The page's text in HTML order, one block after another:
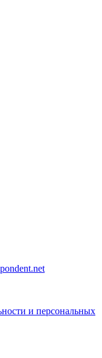
и персональных